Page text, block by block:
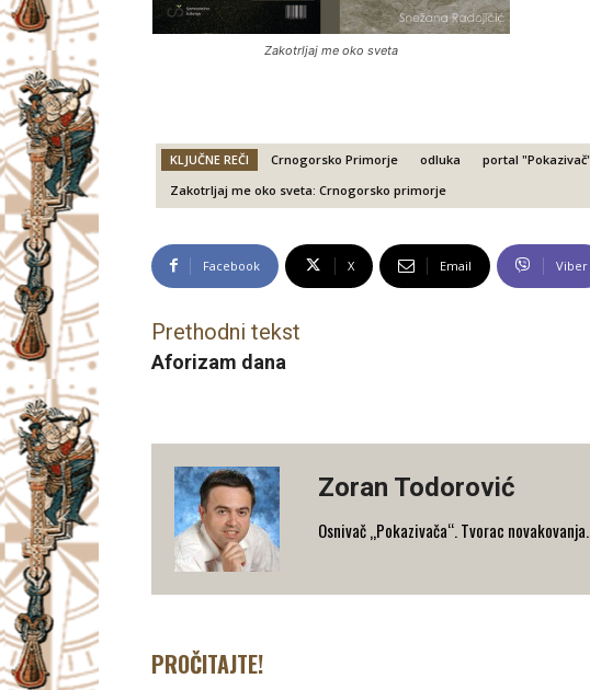
Zakotrljaj me oko sveta
KLJUČNE REČI Crnogorsko Primorje odluka portal "Pokazivač"
Zakotrljaj me oko sveta: Crnogorsko primorje
Facebook X Email Viber
Prethodni tekst
Aforizam dana
Zoran Todorović
Osnivač „Pokazivača“. Tvorac
PROČITAJTE!